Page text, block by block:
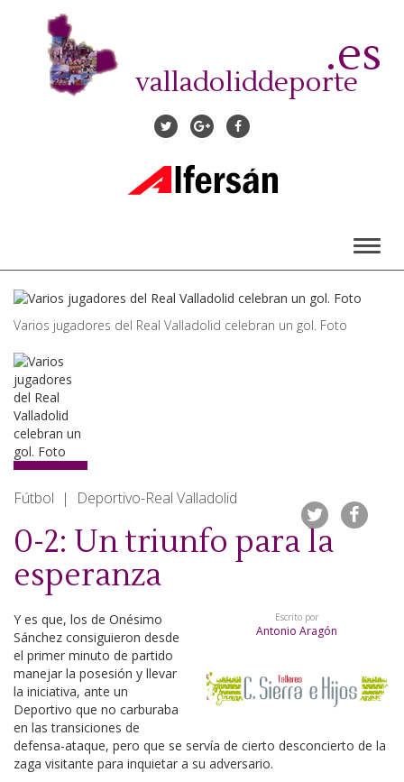
contenido
valladoliddeporte
.es
Varios jugadores del Real Valladolid celebran un gol. Foto
Fútbol | Deportivo-Real Valladolid
0-2: Un triunfo para la
esperanza
Escrito por
Antonio Aragón
Y es que, los de Onésimo
Sánchez consiguieron desde
el primer minuto de partido
manejar la posesión y llevar
la iniciativa, ante un
Deportivo que no carburaba
en las transiciones de
defensa-ataque, pero que se servía de cierto desconcierto de la
zaga visitante para inquietar a su adversario.